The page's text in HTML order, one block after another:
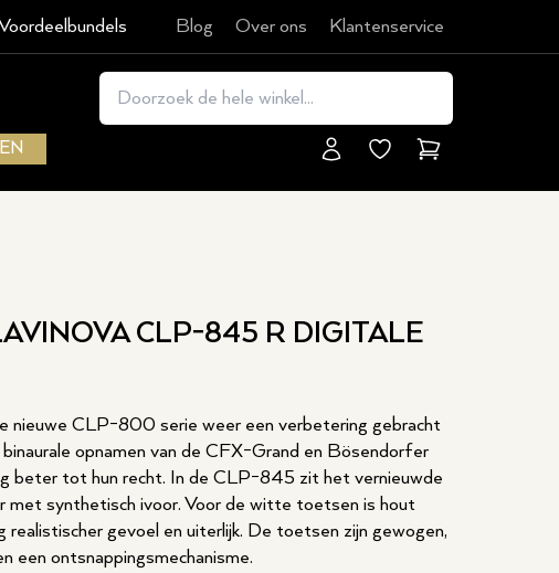
Blog Over ons Klantenservice
Winkelmand
CLP-845 R DIGITALE
nieuwe CLP-800 serie weer een verbetering gebracht
binaurale opnamen van de CFX-Grand en Bösendorfer
beter tot hun recht. In de CLP-845 zit het vernieuwde
met synthetisch ivoor. Voor de witte toetsen is hout
realistischer gevoel en uiterlijk. De toetsen zijn gewogen,
een ontsnappingsmechanisme.